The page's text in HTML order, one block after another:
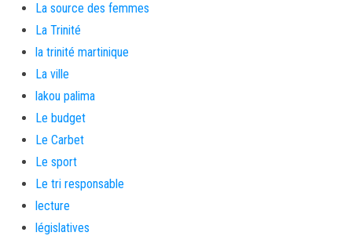
La source des femmes
La Trinité
la trinité martinique
La ville
lakou palima
Le budget
Le Carbet
Le sport
Le tri responsable
lecture
législatives